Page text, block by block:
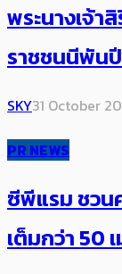
พระนางเจ้า
ราชชนนีพัน
SKY31 October
PR NEWS
ซีพีแรม ชวน
เต็มกว่า 50